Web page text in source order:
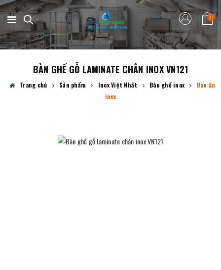
0
BÀN GHẾ GỖ LAMINATE CHÂN INOX VN121
Trang chủ Sản phẩm Inox Việt Nhất Bàn ghế inox
Bàn ăn
inox